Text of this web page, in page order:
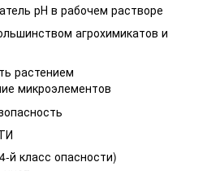
рН в рабочем растворе
агрохимикатов и
растением
микроэлементов
й класс опасности)